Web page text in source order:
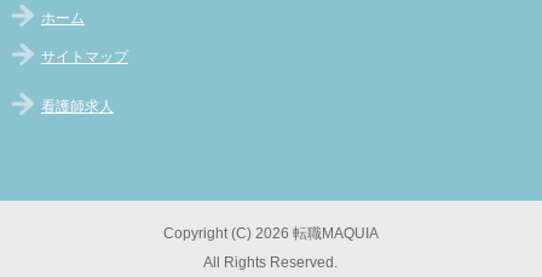
ホーム
サイトマップ
看護師求人
Copyright (C) 2026 転職MAQUIA
All Rights Reserved.